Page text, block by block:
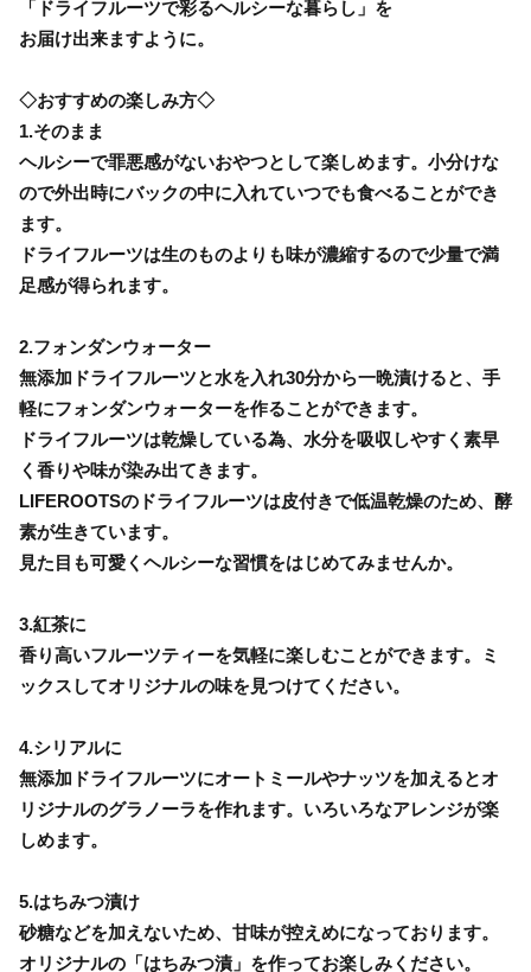
「ドライフルーツで彩るヘルシーな暮らし」を
お届け出来ますように。
◇おすすめの楽しみ方◇
1.そのまま
ヘルシーで罪悪感がないおやつとして楽しめます。小分けな
ので外出時にバックの中に入れていつでも食べることができ
ます。
ドライフルーツは生のものよりも味が濃縮するので少量で満
足感が得られます。
2.フォンダンウォーター
無添加ドライフルーツと水を入れ30分から一晩漬けると、手
軽にフォンダンウォーターを作ることができます。
ドライフルーツは乾燥している為、水分を吸収しやすく素早
く香りや味が染み出てきます。
LIFEROOTSのドライフルーツは皮付きで低温乾燥のため、酵
素が生きています。
見た目も可愛くヘルシーな習慣をはじめてみませんか。
3.紅茶に
香り高いフルーツティーを気軽に楽しむことができます。ミ
ックスしてオリジナルの味を見つけてください。
4.シリアルに
無添加ドライフルーツにオートミールやナッツを加えるとオ
リジナルのグラノーラを作れます。いろいろなアレンジが楽
しめます。
5.はちみつ漬け
砂糖などを加えないため、甘味が控えめになっております。
オリジナルの「はちみつ漬」を作ってお楽しみください。